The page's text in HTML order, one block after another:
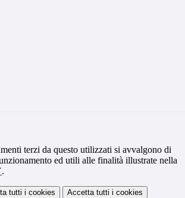
terzi da questo utilizzati si avvalgono di
ed utili alle finalità illustrate nella
.
tutti i cookies Accetta tutti i cookies